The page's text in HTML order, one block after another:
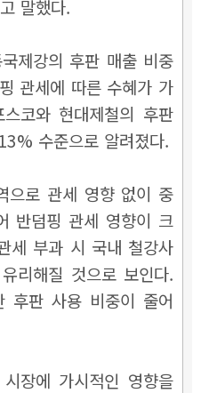
말했다.
제강의 후판 매출 비중
관세에 따른 수혜가 가
코와 현대제철의 후판
수준으로 알려졌다.
으로 관세 영향 없이 중
반덤핑 관세 영향이 크
세 부과 시 국내 철강사
리해질 것으로 보인다.
후판 사용 비중이 줄어
장에 가시적인 영향을